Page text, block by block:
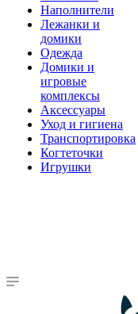
Наполнители
Лежанки и
домики
Одежда
Домики и
игровые
комплексы
Аксессуары
Уход и гигиена
Транспортировка
Когтеточки
Игрушки